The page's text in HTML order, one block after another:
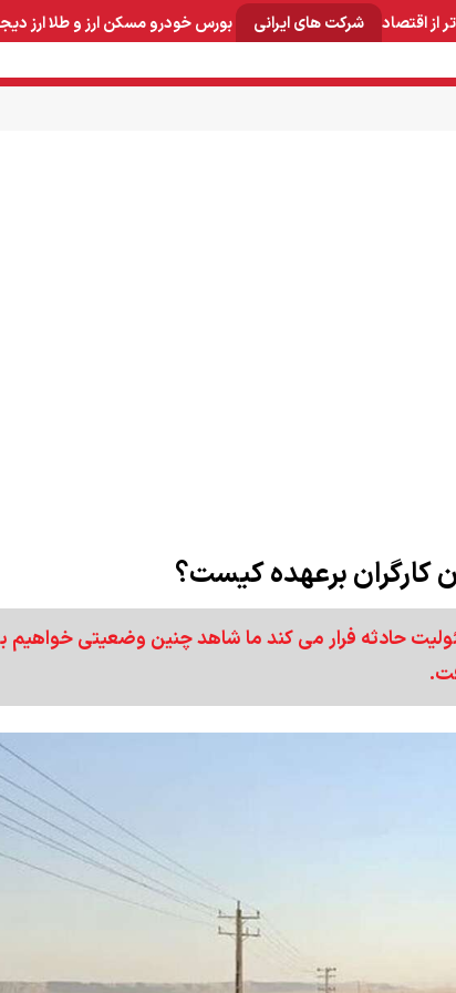
از اقتصاد شرکت های ایرانی بورسخودرومسکنارز و طلاارز
برعهده کیست؟
حادثه فرار می کند ما شاهد چنین وضعیتی خواهیم